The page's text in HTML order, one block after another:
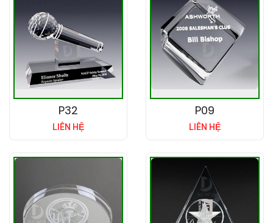
P32
LIÊN HỆ
P09
LIÊN HỆ